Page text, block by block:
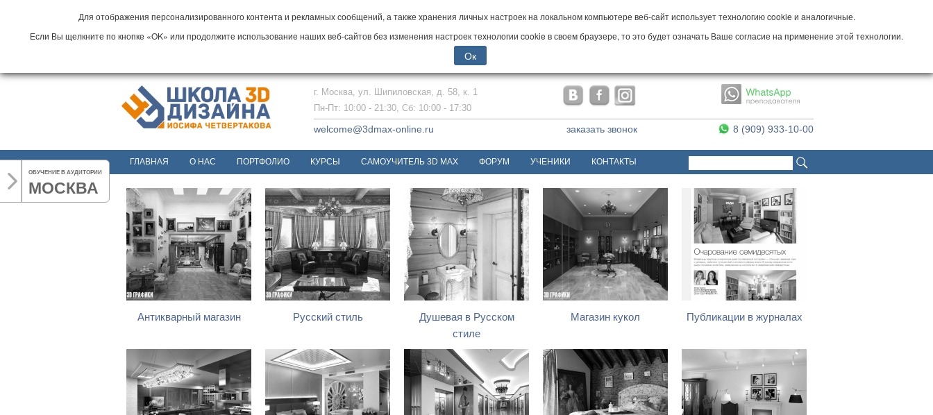
Для отображения персонализированного контента и рекламных сообщений, а также хранения личных настроек на локальном компьютере веб-сайт использует технологию cookie и аналогичные.
Если Вы щелкните по кнопке «OK» или продолжите использование наших веб-сайтов без изменения настроек технологии cookie в своем браузере, то это будет означать Ваше согласие на применение этой технологии.
Ок
г. Москва, ул. Шипиловская, д. 58, к. 1
Пн-Пт: 10:00 - 21:30, Сб: 10:00 - 17:30
welcome@3dmax-online.ru 8 (909) 933-10-00
заказать звонок
ГЛАВНАЯ О НАС ПОРТФОЛИО КУРСЫ САМОУЧИТЕЛЬ 3D MAX ФОРУМ УЧЕНИКИ КОНТАКТЫ
Антикварный магазин Русский стиль
Душевая в Русском
стиле
Магазин кукол Публикации в журналах
ОБУЧЕНИЕ В АУДИТОРИИ
МОСКВА